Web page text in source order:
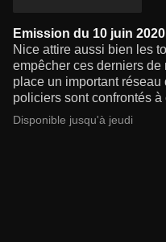
Emission du 10 juin 2020
Nice attire aussi bien les
empêcher ces derniers
place un important
policiers sont confrontés à
Disponible jusqu'à jeudi